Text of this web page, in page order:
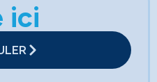
ici